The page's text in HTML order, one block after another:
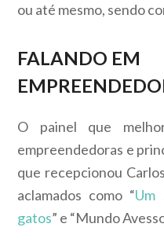
ou até mesmo, sendo
FALANDO EM
O painel que
empreendedoras e
que recepcionou
aclamados como “Um
gatos” e “Mundo